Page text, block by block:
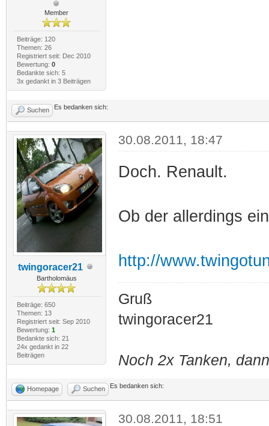
Member
Beiträge: 120
Themen: 26
Registriert seit: Dec 2010
Bewertung: 0
Bedankte sich: 5
3x gedankt in 3 Beiträgen
Suchen Es bedanken sich:
twingoracer21
Bartholomäus
Beiträge: 650
Themen: 13
Registriert seit: Sep 2010
Bewertung: 1
Bedankte sich: 21
24x gedankt in 22
Beiträgen
30.08.2011, 18:47
Doch. Renault.
Ob der allerdings
http://
Gruß
twingoracer21
Noch 2x Tanken,
Homepage Suchen Es bedanken sich:
30.08.2011, 18:51